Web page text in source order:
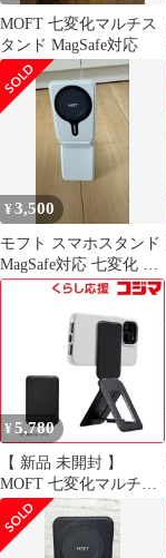
MOFT 七変化マルチス
タンド MagSafe対応
¥3,500
モフト スマホスタンド
MagSafe対応 七変化 マ
ルチスタンド 美品！
¥ 5,780
【 新品 未開封 】
MOFT 七変化マルチス
タンド MagSafe対応 ジ
ェットブラック MS027-
1-MO-JTBK 未使用 送